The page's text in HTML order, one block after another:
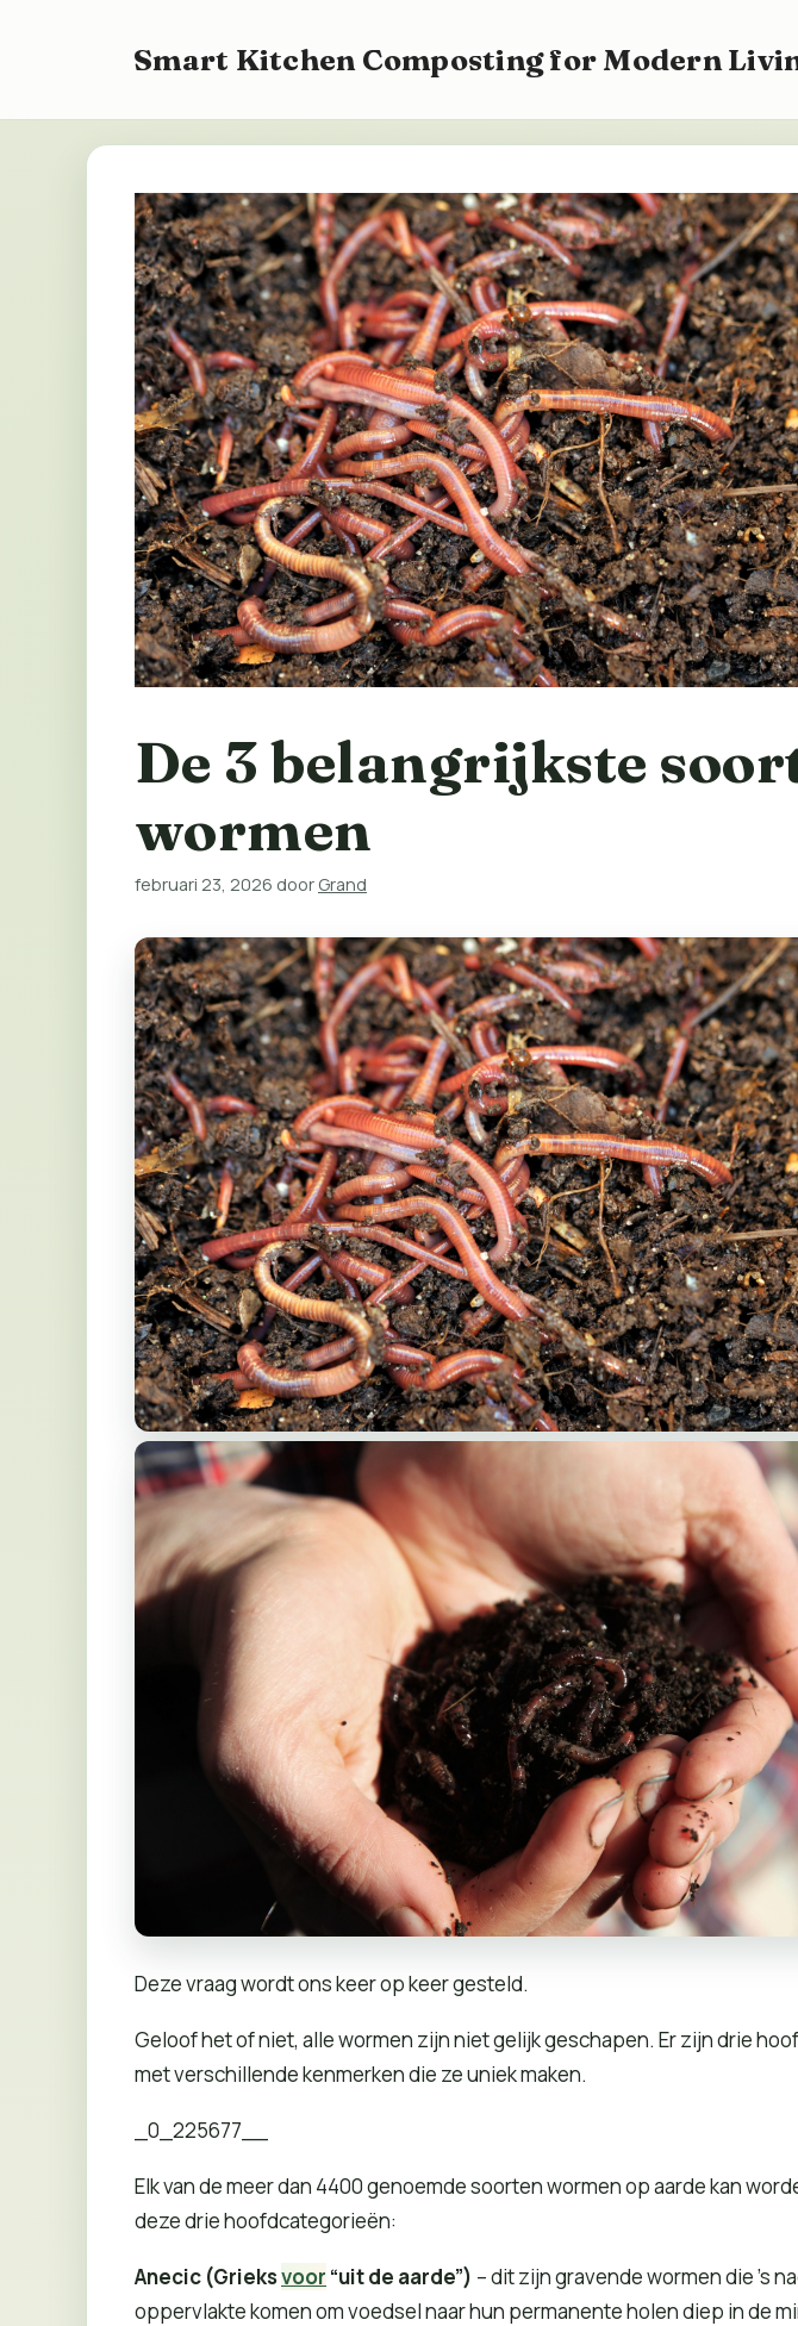
inhoud
Smart Kitchen Composting for Modern
De 3 belangrijkste
wormen
februari 23, 2026 door Grand
Deze vraag wordt ons keer op keer gesteld.
Geloof het of niet, alle wormen zijn niet gelijk geschapen. Er zijn drie
met verschillende kenmerken die ze uniek maken.
_0_225677__
Elk van de meer dan 4400 genoemde soorten wormen op aarde kan
deze drie hoofdcategorieën:
Anecic (Grieksvoor “uit de aarde”) – dit zijn gravende wormen die ’s
oppervlakte komen om voedsel naar hun permanente holen diep in de